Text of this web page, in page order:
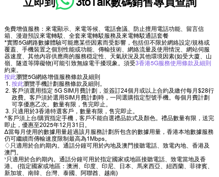
立即到 3toTalk數碼銷售專員查詢
免費增值服務：來電顯示、來電等候、電話會議、防止擅用電話功能、留言信
箱、漫遊預設來電轉駁、全套來電轉駁服務及來電轉駁通話套餐
*實際5G網路數據體驗可能應某些因素而受影響，包括但不限於網絡設定/規格或
覆蓋、手機裝置之個別性能或功能、傳輸技術、網絡流量及使用情況、網站伺服
器速度、其他內容供應商的服務穏定性、天氣狀況及其他環境因素(如受大廈、山
嶺、隧道等障礙物)可能引致無線電干擾現象。須受3香港5G服務使用條款及細則
約束。
按此瀏覽5G網絡增值服務條款及細則
按此瀏覽手機計劃服務條款及細則。
客戶須選用指定 5G SIM月費計劃，並簽訂24個月或以上合約及繳付每月$28行
政費。客戶須於選用SIM月費計劃時，一同選購指定型號手機。每個月費計劃
可享優惠乙次。數量有限，售完即止。
只適用於3香港特選客戶，數量有限，售完即止。
^客戶須上台/購買指定手機，客戶不能自選禮品款式及顏色。禮品數量有限，送完
即止，優惠至2025年12月31日。
∆當每月使用的數據用量超過該月服務計劃所包含的數據用量，香港本地數據服務
仍可繼續而傳輸速度限制最高為1Mbps。
♢只適用於合約期內。通話分鐘可用於內地及澳門接聽電話、致電內地、香港及
澳門。
˅只適用於合約期內。通話分鐘可用於指定國家或地區接聽電話、致電當地及香
港。 (指定國家或地區：澳洲、印度、印尼、日本、馬來西亞、紐西蘭、菲律賓、
新加坡、南韓、台灣、泰國、阿聯酋、越南)